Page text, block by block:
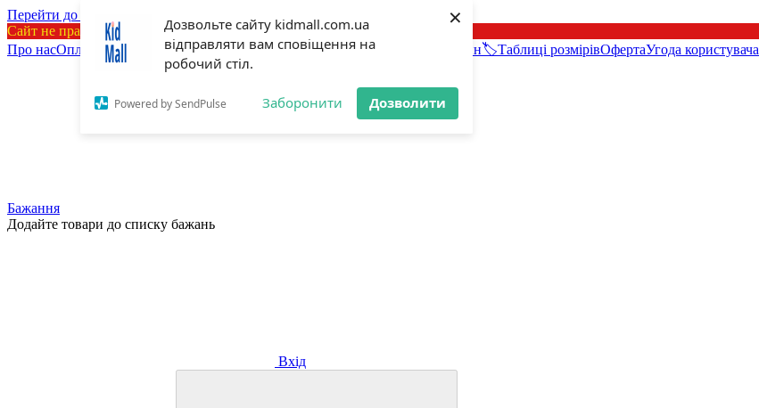
Дозвольте сайту kidmall.com.ua
відправляти вам сповіщення на
робочий стіл.
Powered by SendPulse Заборонити Дозволити
×
Перейти до основного контенту
Сайт не працює. Ціни неактуальні
Про насОплата і доставка Обмін та повернення💯БрендиВідгуки про магазин🏷️Таблиці розмірівОфертаУгода користувача
Бажання
Додайте товари до списку бажань
Вхід